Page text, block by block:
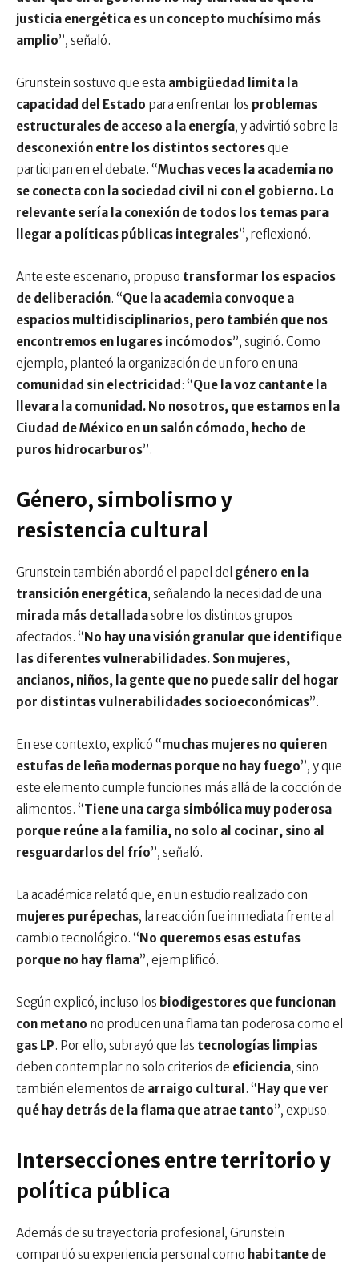
justicia energética es un concepto muchísimo más
amplio”, señaló.
Grunstein sostuvo que esta ambigüedad limita la
capacidad del Estado para enfrentar los problemas
estructurales de acceso a la energía, y advirtió sobre la
desconexión entre los distintos sectoresque
participan en el debate. “Muchas veces la academia no
se conecta con la sociedad civil ni con el gobierno. Lo
relevante sería la conexión de todos los temas para
llegar a políticas públicas integrales”, reflexionó.
Ante este escenario, propuso transformar los espacios
de deliberación. “Que la academia convoque a
espacios multidisciplinarios, pero también que nos
encontremos en lugares incómodos”, sugirió. Como
ejemplo, planteó la organización de un foro en una
comunidad sin electricidad : “Que la voz cantante la
llevara la comunidad. No nosotros, que estamos en la
Ciudad de México en un salón cómodo, hecho de
puros hidrocarburos”.
Género, simbolismo y
resistencia cultural
Grunstein también abordó el papel del género en la
transición energética, señalando la necesidad de una
mirada más detalladasobre los distintos grupos
afectados. “No hay una visión granular que identifique
las diferentes vulnerabilidades. Son mujeres,
ancianos, niños, la gente que no puede salir del hogar
por distintas vulnerabilidades socioeconómicas”.
En ese contexto, explicó “muchas mujeres no quieren
estufas de leña modernas porque no hay fuego”, y que
este elemento cumple funciones más allá de la cocción de
alimentos. “Tiene una carga simbólica muy poderosa
porque reúne a la familia, no solo al cocinar, sino al
resguardarlos del frío”, señaló.
La académica relató que, en un estudio realizado con
mujeres purépechas, la reacción fue inmediata frente al
cambio tecnológico. “No queremos esas estufas
porque no hay flama”, ejemplificó.
Según explicó, incluso los biodigestores que funcionan
con metano no producen una flama tan poderosa como el
gas LP. Por ello, subrayó que las tecnologías limpias
deben contemplar no solo criterios de eficiencia, sino
también elementos de arraigo cultural . “Hay que ver
qué hay detrás de la flama que atrae tanto”, expuso.
Intersecciones entre territorio y
política pública
Además de su trayectoria profesional, Grunstein
compartió su experiencia personal como habitante de